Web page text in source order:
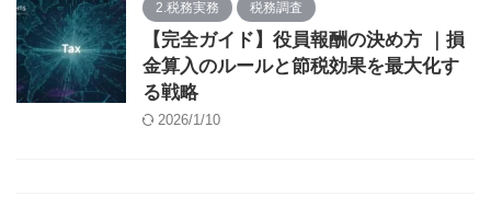
2.税務実務 税務調査
【完全ガイド】役員報酬の決め方 ｜損
金算入のルールと節税効果を最大化す
る戦略
2026/1/10